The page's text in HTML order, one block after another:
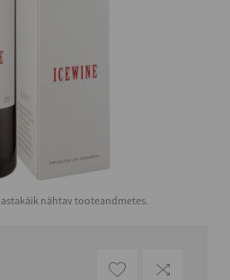
nähtav tooteandmetes.